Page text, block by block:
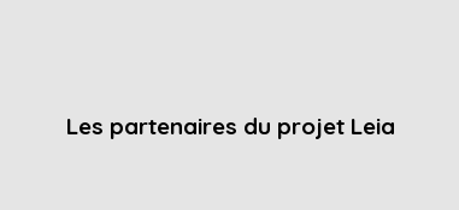
Les partenaires du projet Leia